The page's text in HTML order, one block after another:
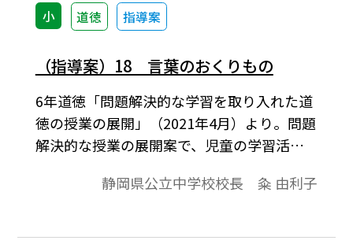
小 道徳 指導案
（指導案）18 言葉のおくりもの
6年道徳「問題解決的な学習を取り入れた道
徳の授業の展開」（2021年4月）より。問題
解決的な授業の展開案で、児童の学習活動
た。（ねらい）異性であっても、互いに信
き、より良い人間関係を築いていこうとす
静岡県公立中学校校長 粂 由利子